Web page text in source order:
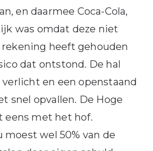
en daarmee Coca-Cola,
was omdat deze niet
heeft gehouden
dat ontstond. De hal
en een openstaand
snel opvallen. De Hoge
eens met het hof.
moest wel 50% van de